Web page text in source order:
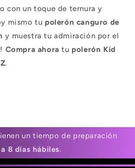
con un toque de ternura y
mismo tu polerón canguro de
y muestra tu admiración por el
Compra ahora tu polerón Kid
.
un tiempo de preparación
a 8 días hábiles.